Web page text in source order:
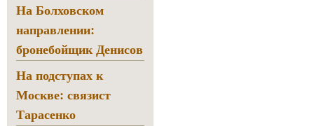
На Болховском
направлении:
бронебойщик Денисов
На подступах к
Москве: связист
Тарасенко